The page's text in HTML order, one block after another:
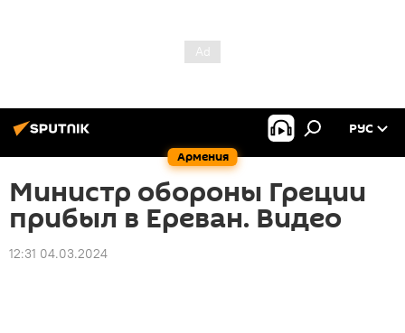
Армения
РУС
Министр обороны Греции
прибыл в Ереван. Видео
12:31 04.03.2024